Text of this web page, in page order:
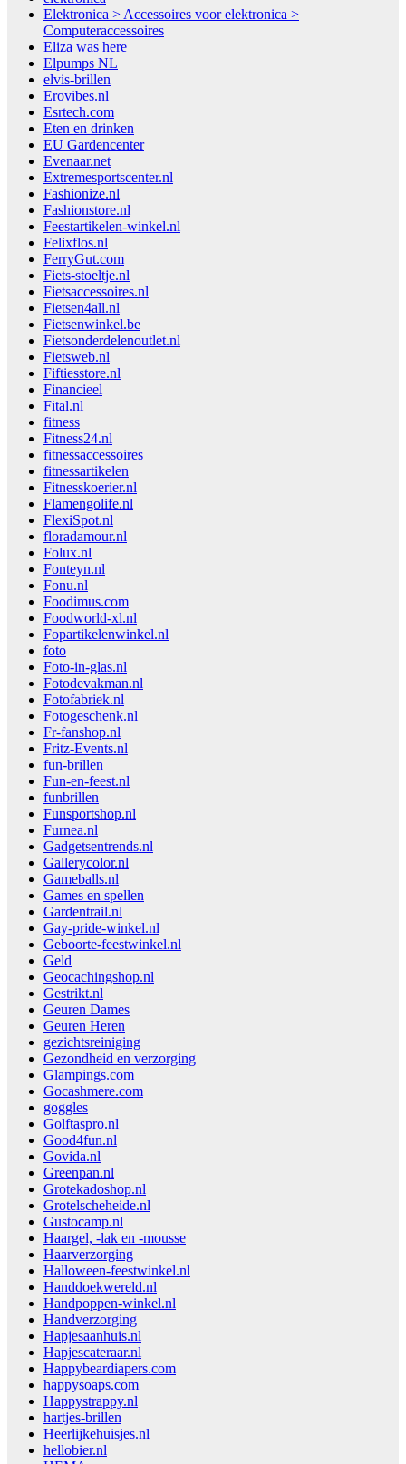
Elektronica > Accessoires voor elektronica >
Computeraccessoires
Eliza was here
Elpumps NL
elvis-brillen
Erovibes.nl
Esrtech.com
Eten en drinken
EU Gardencenter
Evenaar.net
Extremesportscenter.nl
Fashionize.nl
Fashionstore.nl
Feestartikelen-winkel.nl
Felixflos.nl
FerryGut.com
Fiets-stoeltje.nl
Fietsaccessoires.nl
Fietsen4all.nl
Fietsenwinkel.be
Fietsonderdelenoutlet.nl
Fietsweb.nl
Fiftiesstore.nl
Financieel
Fital.nl
fitness
Fitness24.nl
fitnessaccessoires
fitnessartikelen
Fitnesskoerier.nl
Flamengolife.nl
FlexiSpot.nl
floradamour.nl
Folux.nl
Fonteyn.nl
Fonu.nl
Foodimus.com
Foodworld-xl.nl
Fopartikelenwinkel.nl
foto
Foto-in-glas.nl
Fotodevakman.nl
Fotofabriek.nl
Fotogeschenk.nl
Fr-fanshop.nl
Fritz-Events.nl
fun-brillen
Fun-en-feest.nl
funbrillen
Funsportshop.nl
Furnea.nl
Gadgetsentrends.nl
Gallerycolor.nl
Gameballs.nl
Games en spellen
Gardentrail.nl
Gay-pride-winkel.nl
Geboorte-feestwinkel.nl
Geld
Geocachingshop.nl
Gestrikt.nl
Geuren Dames
Geuren Heren
gezichtsreiniging
Gezondheid en verzorging
Glampings.com
Gocashmere.com
goggles
Golftaspro.nl
Good4fun.nl
Govida.nl
Greenpan.nl
Grotekadoshop.nl
Grotelscheheide.nl
Gustocamp.nl
Haargel, -lak en -mousse
Haarverzorging
Halloween-feestwinkel.nl
Handdoekwereld.nl
Handpoppen-winkel.nl
Handverzorging
Hapjesaanhuis.nl
Hapjescateraar.nl
Happybeardiapers.com
happysoaps.com
Happystrappy.nl
hartjes-brillen
Heerlijkehuisjes.nl
hellobier.nl